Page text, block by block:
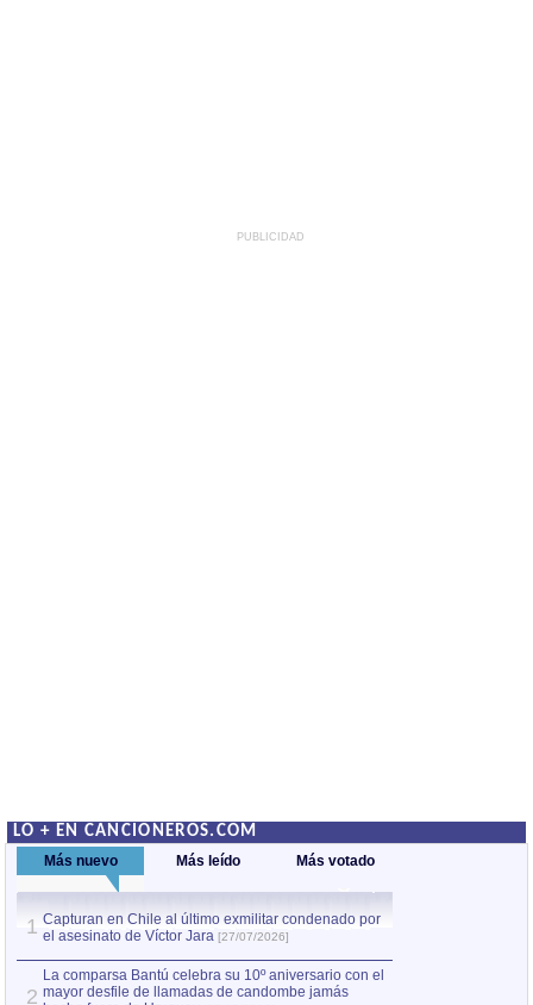
PUBLICIDAD
LO + EN CANCIONEROS.COM
Más nuevo Más leído Más votado
1 Capturan en Chile al último exmilitar condenado por
el asesinato de Víctor Jara [27/07/2026]
2
La comparsa Bantú celebra su 10º aniversario con el
mayor desfile de llamadas de candombe jamás